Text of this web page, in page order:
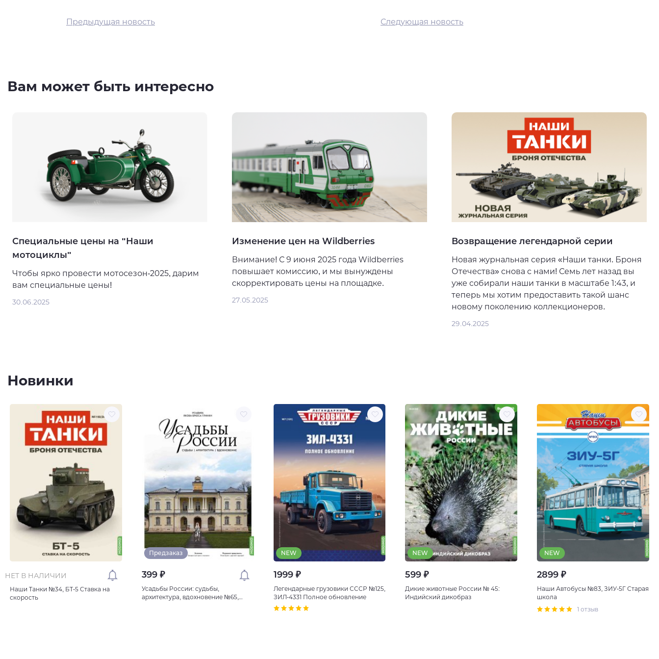
Предыдущая новость Следующая новость
Вам может быть интересно
Специальные цены на "Наши
мотоциклы"
Чтобы ярко провести мотосезон-2025, дарим
вам специальные цены!
30.06.2025
Изменение цен на Wildberries
Внимание! С 9 июня 2025 года Wildberries
повышает комиссию, и мы вынуждены
скорректировать цены на площадке.
27.05.2025
Возвращение легендарной серии
Новая журнальная серия «Наши танки. Броня
Отечества» снова с нами! Семь лет назад вы
уже собирали наши танки в масштабе 1:43, и
теперь мы хотим предоставить такой шанс
новому поколению коллекционеров.
29.04.2025
Новинки
НЕТ В НАЛИЧИИ
Наши Танки №34, БT-5 Ставка на
скорость
Предзаказ
399 ₽
Усадьбы России: судьбы,
архитектура, вдохновение №65,
NEW
1999 ₽
Легендарные грузовики СССР №125,
ЗИЛ-4331 Полное обновление
NEW
599 ₽
Дикие животные России № 45:
Индийский дикобраз
NEW
2899 ₽
Наши Автобусы №83, ЗИУ-5Г Старая
школа
1 отзыв